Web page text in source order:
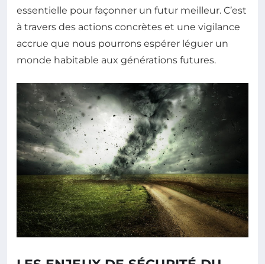
essentielle pour façonner un futur meilleur. C’est
à travers des actions concrètes et une vigilance
accrue que nous pourrons espérer léguer un
monde habitable aux générations futures.